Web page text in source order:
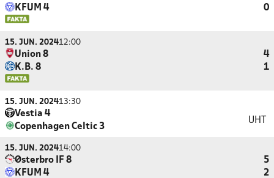
KFUM 4
0
15. JUN. 202412:00
Union 8
4
K.B. 8
1
15. JUN. 202413:30
Vestia 4
Copenhagen Celtic 3
UHT
15. JUN. 202414:00
Østerbro IF 8
5
KFUM 4
2